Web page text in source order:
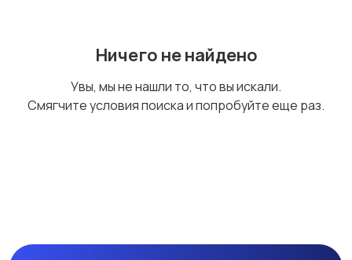
Ничего не найдено
Увы, мы не нашли то, что вы искали.
Смягчите условия поиска и попробуйте еще раз.